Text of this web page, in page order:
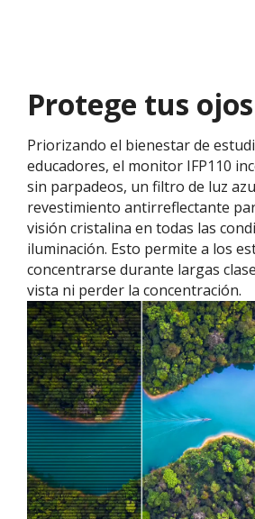
Protege tus ojos
Priorizando el bienestar de
educadores, el monitor IFP110
sin parpadeos, un filtro de luz
revestimiento antirreflectante
visión cristalina en todas las
iluminación. Esto permite a los
concentrarse durante largas
vista ni perder la concentración.